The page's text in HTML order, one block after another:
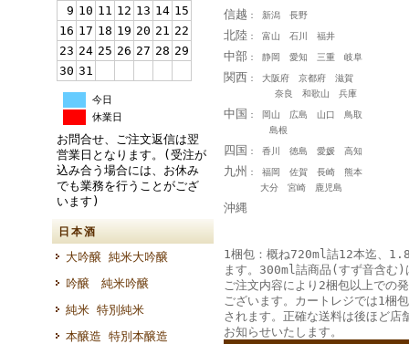
9 10 11 12 13 14 15
16 17 18 19 20 21 22
23 24 25 26 27 28 29
30 31
今日
休業日
お問合せ、ご注文返信は翌
営業日となります。(受注が
込み合う場合には、お休み
でも業務を行うことがござ
います)
日本酒
大吟醸 純米大吟醸
吟醸 純米吟醸
純米 特別純米
本醸造 特別本醸造
信越 ： 新潟 長野
北陸： 富山 石川 福井
中部： 静岡 愛知 三重 岐阜
関西 ： 大阪府 京都府 滋賀
奈良 和歌山 兵庫
中国 ： 岡山 広島 山口 鳥取
島根
四国 ： 香川 徳島 愛媛 高知
九州 ： 福岡 佐賀 長崎 熊本
大分 宮崎 鹿児島
沖縄
1梱包：概ね720ml詰12本迄、
ます。300ml詰商品(すず音含む)
ご注文内容により2梱包以上での
ございます。カートレジでは1梱
されます。正確な送料は後ほど店
お知らせいたします。